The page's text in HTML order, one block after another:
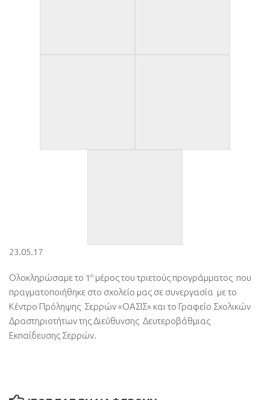
23.05.17
Ολοκληρώσαμε το 1 ο μέρος του τριετούς προγράμματος που
πραγματοποιήθηκε στο σχολείο μας σε συνεργασία με το
Κέντρο Πρόληψης Σερρών «ΟΑΣΙΣ» και το Γραφείο Σχολικών
Δραστηριοτήτων της Διεύθυνσης Δευτεροβάθμιας
Εκπαίδευσης Σερρών.